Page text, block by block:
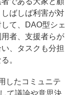
ばしば利害が対
て、DAO型シェ
者、支援者らが
、タスクも分担
。
したコミュニテ
て議論や意思決